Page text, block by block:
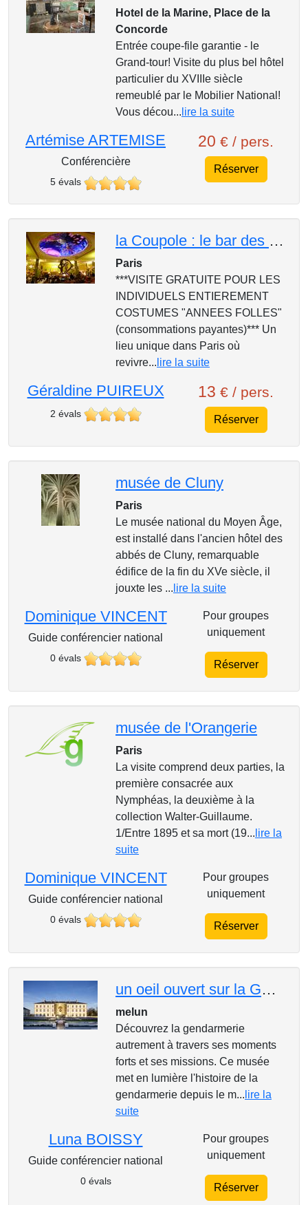
Hotel de la Marine, Place de la
Concorde
Entrée coupe-file garantie - le
Grand-tour! Visite du plus bel hôtel
particulier du XVIIIe siècle
remeublé par le Mobilier National!
Vous décou... lire la suite
Artémise ARTEMISE
Conférencière
5 évals
20 € / pers.
Réserver
la Coupole : le bar des artistes du Montparnasse !
Paris
***VISITE GRATUITE POUR LES
INDIVIDUELS ENTIEREMENT
COSTUMES "ANNEES FOLLES"
(consommations payantes)*** Un
lieu unique dans Paris où
revivre... lire la suite
Géraldine PUIREUX
2 évals
13 € / pers.
Réserver
musée de Cluny
Paris
Le musée national du Moyen Âge,
est installé dans l'ancien hôtel des
abbés de Cluny, remarquable
édifice de la fin du XVe siècle, il
jouxte les ... lire la suite
Dominique VINCENT
Guide conférencier national
0 évals
Pour groupes
uniquement
Réserver
musée de l'Orangerie
Paris
La visite comprend deux parties, la
première consacrée aux
Nymphéas, la deuxième à la
collection Walter-Guillaume.
1/Entre 1895 et sa mort (19... lire la
suite
Dominique VINCENT
Guide conférencier national
0 évals
Pour groupes
uniquement
Réserver
un oeil ouvert sur la GENDARMERIE
melun
Découvrez la gendarmerie
autrement à travers ses moments
forts et ses missions. Ce musée
met en lumière l'histoire de la
gendarmerie depuis le m... lire la
suite
Luna BOISSY
Guide conférencier national
0 évals
Pour groupes
uniquement
Réserver